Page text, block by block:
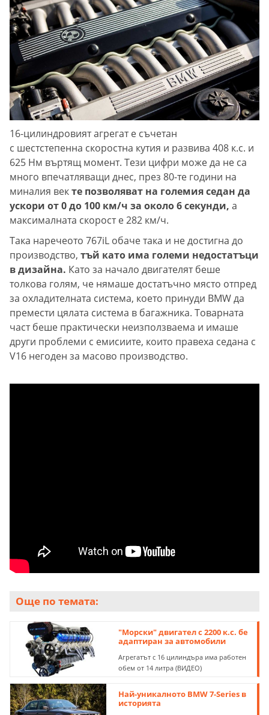
16-цилиндровият агрегат е съчетан
с шестстепенна скоростна кутия и развива 408 к.с. и
625 Нм въртящ момент. Тези цифри може да не са
много впечатляващи днес, през 80-те години на
миналия векте позволяват на големия седан да
ускори от 0 до 100 км/ч за около 6 секунди, а
максималната скорост е 282 км/ч.
Така наречеото 767iL обаче така и не достигна до
производство, тъй като има големи недостатъци
в дизайна. Като за начало двигателят беше
толкова голям, че нямаше достатъчно място отпред
за охладителната система, което принуди BMW да
премести цялата система в багажника. Товарната
част беше практически неизползваема и имаше
други проблеми с емисиите, които правеха седана с
V16 негоден за масово производство.
Още по темата:
"Морски" двигател с 2200 к.с. бе
адаптиран за автомобили
Агрегатът с 16 цилиндъра има работен
обем от 14 литра (ВИДЕО)
Най-уникалното BMW 7-Series в
историята